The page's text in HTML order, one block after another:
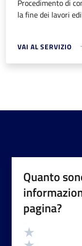
Procedimento di
la fine dei lavori
VAI AL SERVIZIO
Quanto
pagina?
Valutazione